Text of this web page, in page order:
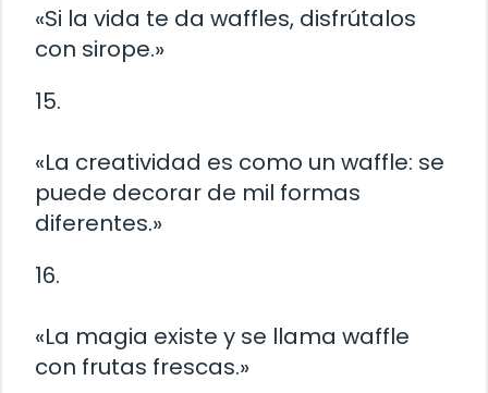
«Si la vida te da waffles, disfrútalos
con sirope.»
15.
«La creatividad es como un waffle: se
puede decorar de mil formas
diferentes.»
16.
«La magia existe y se llama waffle
con frutas frescas.»